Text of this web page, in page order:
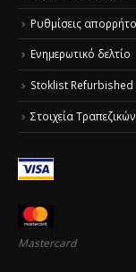
Ρυθμίσεις
Ενημερωτικό δελτίο
Stoklist
Στοιχεία
Mastercard